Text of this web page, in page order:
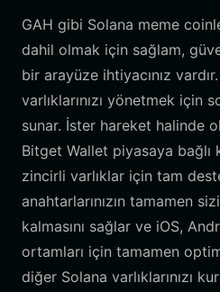
GAH gibi Solana meme
dahil olmak için sağlam,
bir arayüze ihtiyacınız
varlıklarınızı yönetmek için
sunar. İster hareket halinde
Bitget Wallet piyasaya bağlı
zincirli varlıklar için tam
anahtarlarınızın tamamen
kalmasını sağlar ve iOS,
ortamları için tamamen
diğer Solana varlıklarınızı